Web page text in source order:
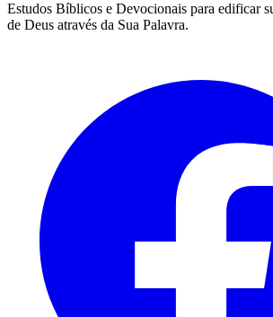
Estudos Bíblicos e Devocionais para edificar
de Deus através da Sua Palavra.